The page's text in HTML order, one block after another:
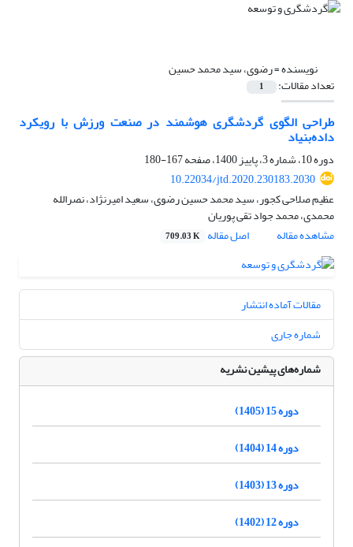
نویسنده =رضوی، سید محمد حسین
تعداد مقالات: 1
طراحی الگوی گردشگری هوشمند در صنعت ورزش با رویکرد
داده‌بنیاد
دوره 10، شماره 3، پاییز 1400، صفحه
167-180
10.22034/jtd.2020.230183.2030
عظیم صلاحی کجور، سید محمد حسین رضوی، سعید امیرنژاد، نصرالله
محمدی، محمد جواد تقی پوریان
مشاهده مقاله
اصل مقاله 709.03 K
مقالات آماده انتشار
شماره جاری
شماره‌های پیشین نشریه
دوره 15 (1405)
دوره 14 (1404)
دوره 13 (1403)
دوره 12 (1402)